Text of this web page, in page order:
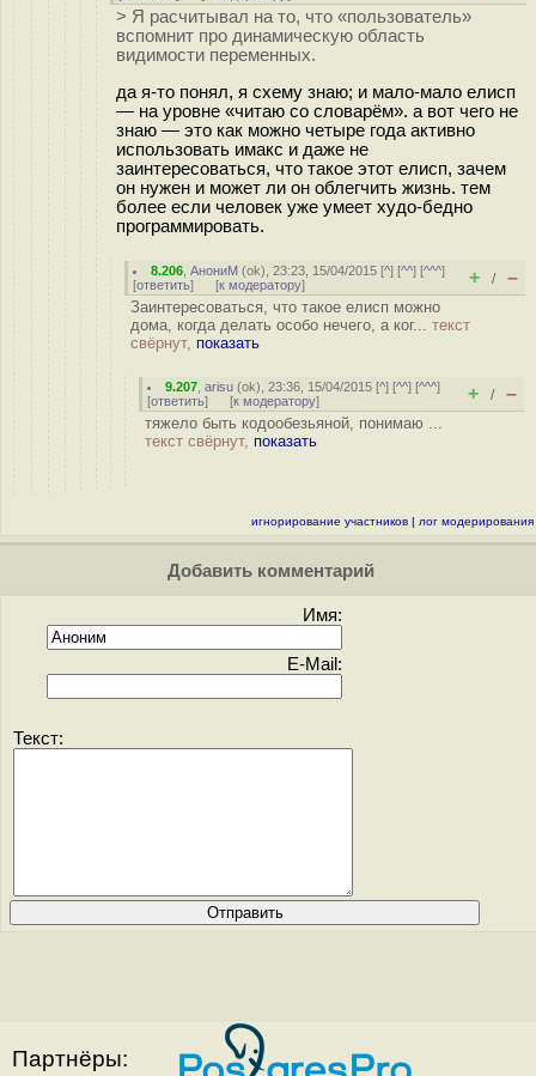
> Я расчитывал на то, что «пользователь»
вспомнит про динамическую область
видимости переменных.
да я-то понял, я схему знаю; и мало-мало елисп
— на уровне «читаю со словарём». а вот чего не
знаю — это как можно четыре года активно
использовать имакс и даже не
заинтересоваться, что такое этот елисп, зачем
он нужен и может ли он облегчить жизнь. тем
более если человек уже умеет худо-бедно
программировать.
8.206 ,АнониМ (ok), 23:23, 15/04/2015 [^] [^^] [^^^]
[ответить] [к модератору] + / –
Заинтересоваться, что такое елисп можно
дома, когда делать особо нечего, а ког... текст
свёрнут, показать
9.207 ,arisu (ok), 23:36, 15/04/2015 [^] [^^] [^^^]
[ответить] [к модератору] + / –
тяжело быть кодообезьяной, понимаю ...
текст свёрнут, показать
игнорирование участников | лог модерирования
Добавить комментарий
Имя:
E-Mail:
Текст:
Партнёры: